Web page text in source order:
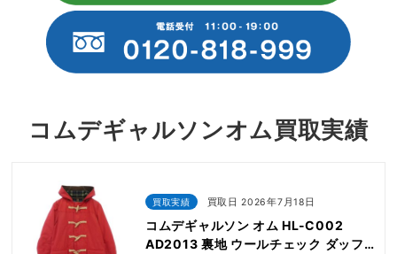
コムデギャルソンオム買取実績
買取実績 買取日 2026年7月18日
コムデギャルソン オム HL-C002
AD2013 裏地 ウールチェック ダッフ